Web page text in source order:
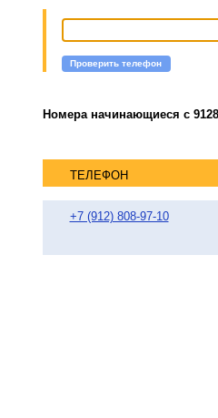
Проверить телефон
Номера начинающиеся с
ТЕЛЕФОН
+7 (912) 808-97-10